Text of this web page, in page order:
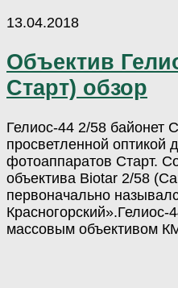
13.04.2018
Объектив
Старт) обзор
Гелиос-44 2/58 байонет
просветленной оптикой
фотоаппаратов Старт.
объектива Biotar 2/58
первоначально
массовым объективом